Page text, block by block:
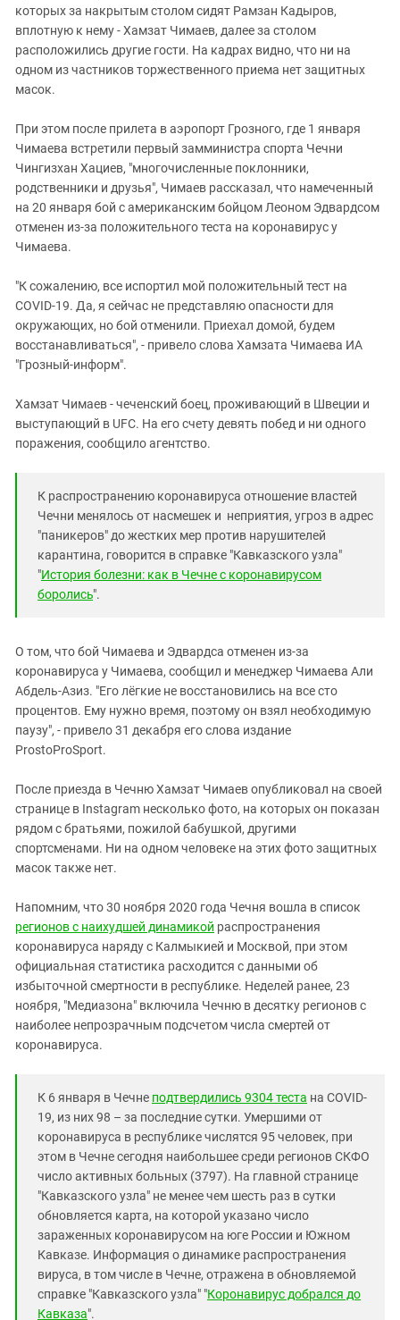
которых за накрытым столом сидят Рамзан Кадыров,
вплотную к нему - Хамзат Чимаев, далее за столом
расположились другие гости. На кадрах видно, что ни на
одном из частников торжественного приема нет защитных
масок.
При этом после прилета в аэропорт Грозного, где 1 января
Чимаева встретили первый замминистра спорта Чечни
Чингизхан Хациев, "многочисленные поклонники,
родственники и друзья", Чимаев рассказал, что намеченный
на 20 января бой с американским бойцом Леоном Эдвардсом
отменен из-за положительного теста на коронавирус у
Чимаева.
"К сожалению, все испортил мой положительный тест на
COVID-19. Да, я сейчас не представляю опасности для
окружающих, но бой отменили. Приехал домой, будем
восстанавливаться", - привело слова Хамзата Чимаева ИА
"Грозный-информ".
Хамзат Чимаев - чеченский боец, проживающий в Швеции и
выступающий в UFC. На его счету девять побед и ни одного
поражения, сообщило агентство.
К распространению коронавируса отношение властей
Чечни менялось от насмешек и неприятия, угроз в адрес
"паникеров" до жестких мер против нарушителей
карантина, говорится в справке "Кавказского узла"
"История болезни: как в Чечне с коронавирусом
боролись".
О том, что бой Чимаева и Эдвардса отменен из-за
коронавируса у Чимаева, сообщил и менеджер Чимаева Али
Абдель-Азиз. "Его лёгкие не восстановились на все сто
процентов. Ему нужно время, поэтому он взял необходимую
паузу", - привело 31 декабря его слова издание
ProstoProSport.
После приезда в Чечню Хамзат Чимаев опубликовал на своей
странице в Instagram несколько фото, на которых он показан
рядом с братьями, пожилой бабушкой, другими
спортсменами. Ни на одном человеке на этих фото защитных
масок также нет.
Напомним, что 30 ноября 2020 года Чечня вошла в список
регионов с наихудшей динамикой распространения
коронавируса наряду с Калмыкией и Москвой, при этом
официальная статистика расходится с данными об
избыточной смертности в республике. Неделей ранее, 23
ноября, "Медиазона" включила Чечню в десятку регионов с
наиболее непрозрачным подсчетом числа смертей от
коронавируса.
К 6 января в Чечне подтвердились 9304 теста на COVID-
19, из них 98 – за последние сутки. Умершими от
коронавируса в республике числятся 95 человек, при
этом в Чечне сегодня наибольшее среди регионов СКФО
число активных больных (3797). На главной странице
"Кавказского узла" не менее чем шесть раз в сутки
обновляется карта, на которой указано число
зараженных коронавирусом на юге России и Южном
Кавказе. Информация о динамике распространения
вируса, в том числе в Чечне, отражена в обновляемой
справке "Кавказского узла" "Коронавирус добрался до
Кавказа".